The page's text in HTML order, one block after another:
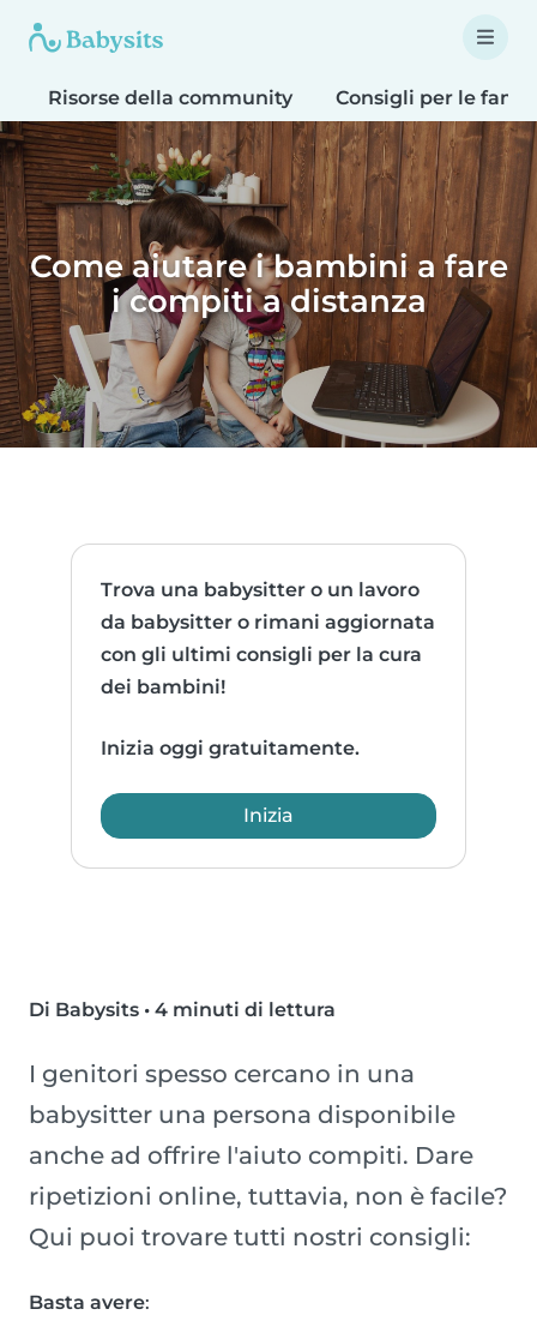
Risorse della community Consigli per le
Come aiutare i bambini a fare
i compiti a distanza
Trova una babysitter o un lavoro
da babysitter o rimani aggiornata
con gli ultimi consigli per la cura
dei bambini!
Inizia oggi gratuitamente.
Inizia
Di Babysits • 4 minuti di lettura
I genitori spesso cercano in una
babysitter una persona disponibile
anche ad offrire l'aiuto compiti. Dare
ripetizioni online, tuttavia, non è facile?
Qui puoi trovare tutti nostri consigli:
Basta avere: